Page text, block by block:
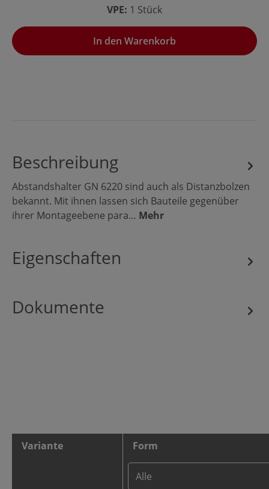
VPE: 1 Stück
In den Warenkorb
Beschreibung
Abstandshalter GN 6220 sind auch als Distanzbolzen
bekannt. Mit ihnen lassen sich Bauteile gegenüber
ihrer Montageebene para… Mehr
Eigenschaften
Dokumente
Variante Form